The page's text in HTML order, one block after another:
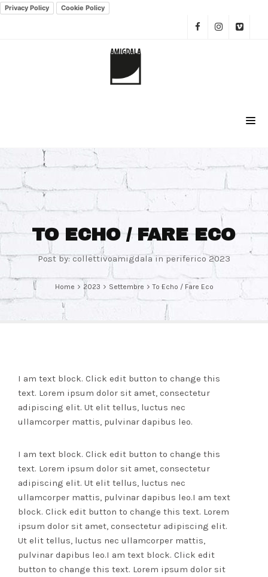
Privacy Policy Cookie Policy
TO ECHO / FARE ECO
Post by:collettivoamigdala in periferico 2023
Home 2023 Settembre To Echo / Fare Eco
I am text block. Click edit button to change this
text. Lorem ipsum dolor sit amet, consectetur
adipiscing elit. Ut elit tellus, luctus nec
ullamcorper mattis, pulvinar dapibus leo.
I am text block. Click edit button to change this
text. Lorem ipsum dolor sit amet, consectetur
adipiscing elit. Ut elit tellus, luctus nec
ullamcorper mattis, pulvinar dapibus leo.I am text
block. Click edit button to change this text. Lorem
ipsum dolor sit amet, consectetur adipiscing elit.
Ut elit tellus, luctus nec ullamcorper mattis,
pulvinar dapibus leo.I am text block. Click edit
button to change this text. Lorem ipsum dolor sit